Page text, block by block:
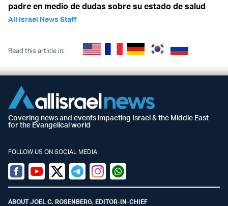
padre en medio de dudas sobre su estado de salud
All Israel News Staff
Read this article in:
Covering news and events impacting Israel & the Middle East
for the Evangelical world
FOLLOW US ON SOCIAL MEDIA
Facebook
YoutubeTwitter (X)
TelegramInstagramWhatsapp
ABOUT JOEL C. ROSENBERG, EDITOR-IN-CHIEF